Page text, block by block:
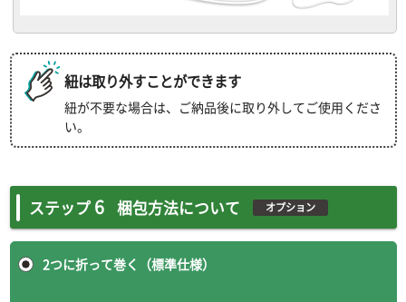
紐は取り外すことができます
紐が不要な場合は、ご納品後に取り外してご使用くださ
い。
ステップ6 梱包方法について オプション
2つに折って巻く（標準仕様）